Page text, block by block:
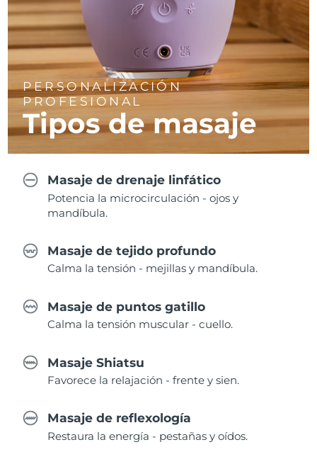
PERSONALIZACIÓN
PROFESIONAL
Tipos de masaje
Masaje de drenaje linfático
Potencia la microcirculación - ojos y
mandíbula.
Masaje de tejido profundo
Calma la tensión - mejillas y mandíbula.
Masaje de puntos gatillo
Calma la tensión muscular - cuello.
Masaje Shiatsu
Favorece la relajación - frente y sien.
Masaje de reflexología
Restaura la energía - pestañas y oídos.